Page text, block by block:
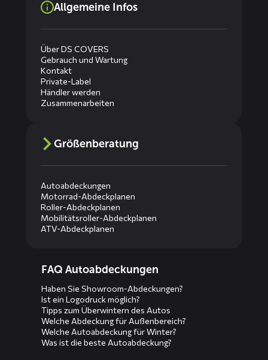
Allgemeine Infos
Über DS COVERS
Gebrauch und Wartung
Kontakt
Private-Label
Händler werden
Zusammenarbeiten
Größenberatung
Autoabdeckungen
Motorrad-Abdeckplanen
Roller-Abdeckplanen
Mobilitätsroller-Abdeckplanen
ATV-Abdeckplanen
menusFAQ Autoabdeckungen
Haben Sie Showroom-Abdeckungen?
Ist ein Logodruck möglich?
Tipps zum Überwintern des Autos
Welche Abdeckung für Außenbereich?
Welche Autoabdeckung für Winter?
Was ist die beste Autoabdeckung?